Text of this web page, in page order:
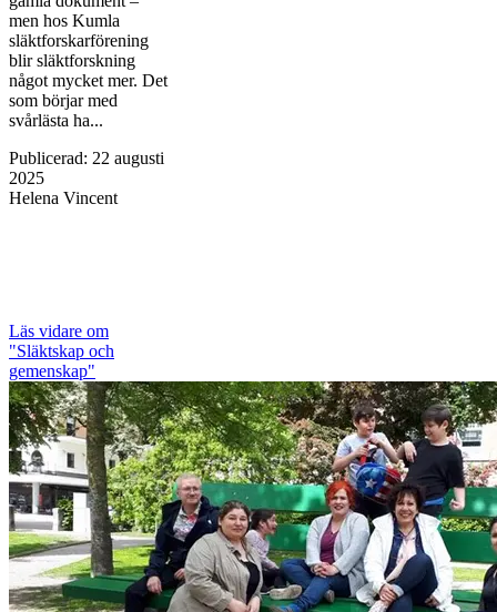
men hos Kumla
släktforskarförening
blir släktforskning
något mycket mer. Det
som börjar med
svårlästa ha...
Publicerad: 22 augusti
2025
Helena Vincent
Läs vidare om
"Släktskap och
gemenskap"